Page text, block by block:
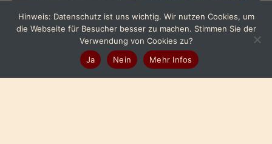
Verdunklung Raffrollo
Hinweis: Datenschutz ist uns wichtig. Wir nutzen Cookies, um
die Webseite für Besucher besser zu machen. Stimmen Sie der
Verwendung von Cookies zu?
Ja
Nein Mehr Infos